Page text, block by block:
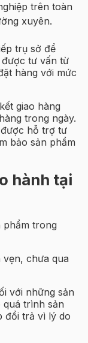
trên toàn
xuyên.
trụ sở để
tư vấn từ
hàng với mức
giao hàng
trong ngày.
hỗ trợ tư
bảo sản phẩm
hành tại
phẩm trong
chưa qua
với những sản
trình sản
đổi trả vì lý do